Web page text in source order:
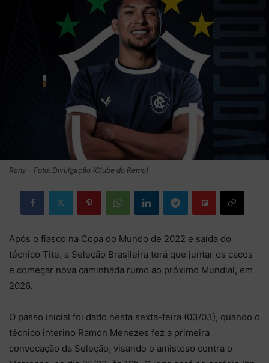
Rony – Foto: Divulgação (Clube do Remo)
Após o fiasco na Copa do Mundo de 2022 e saída do
técnico Tite, a Seleção Brasileira terá que juntar os cacos
e começar nova caminhada rumo ao próximo Mundial, em
2026.
O passo inicial foi dado nesta sexta-feira (03/03), quando o
técnico interino Ramon Menezes fez a primeira
convocação da Seleção, visando o amistoso contra o